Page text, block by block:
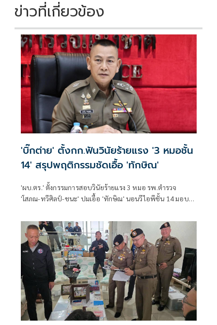
ข่าวที่เกี่ยวข้อง
'บิ๊กต่าย' ตั้งกก.ฟันวินัยร้ายแรง '3 หมอชั้น
14' สรุปพฤติกรรมชัดเอื้อ 'ทักษิณ'
'ผบ.ตร.' ตั้งกรรมการสอบวินัยร้ายแรง 3 หมอ รพ.ตำรวจ
'โสภณ-ทวีศิลป์-ชนะ' ปมเอื้อ 'ทักษิณ' นอนวีไอพีชั้น 14 มอบ